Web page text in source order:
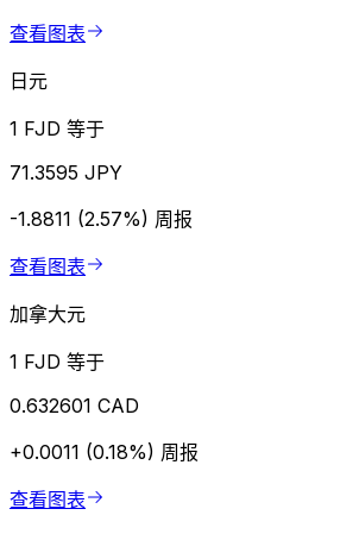
查看图表
日元
1 FJD 等于
71.3595 JPY
-1.8811 (2.57%) 周报
查看图表
加拿大元
1 FJD 等于
0.632601 CAD
+0.0011 (0.18%) 周报
查看图表